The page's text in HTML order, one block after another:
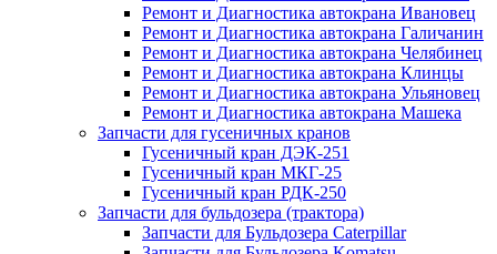
Ремонт и Диагностика автокрана Ивановец
Ремонт и Диагностика автокрана Галичанин
Ремонт и Диагностика автокрана Челябинец
Ремонт и Диагностика автокрана Клинцы
Ремонт и Диагностика автокрана Ульяновец
Ремонт и Диагностика автокрана Машека
Запчасти для гусеничных кранов
Гусеничный кран ДЭК-251
Гусеничный кран МКГ-25
Гусеничный кран РДК-250
Запчасти для бульдозера (трактора)
Запчасти для Бульдозера Caterpillar